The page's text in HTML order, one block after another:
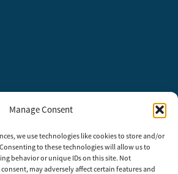
Manage Consent
we use technologies like cookies to store and/or
to these technologies will allow us to
behavior or unique IDs on this site. Not
may adversely affect certain features and